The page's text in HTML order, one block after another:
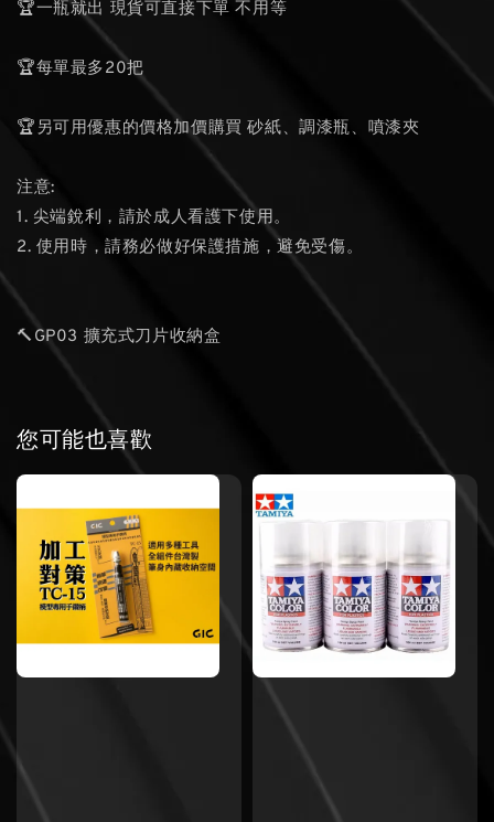
🏆一瓶就出 現貨可直接下單 不用等
🏆每單最多20把
🏆另可用優惠的價格加價購買 砂紙、調漆瓶、噴漆夾
注意:
1. 尖端銳利，請於成人看護下使用。
2. 使用時，請務必做好保護措施，避免受傷。
🔨GP03 擴充式刀片收納盒
您可能也喜歡